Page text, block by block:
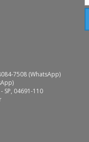
7508 (WhatsApp)
SP, 04691-110